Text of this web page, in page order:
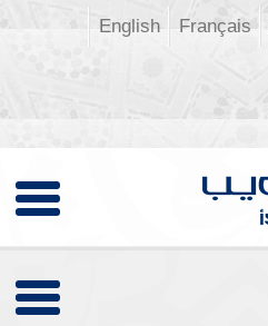
Français
English